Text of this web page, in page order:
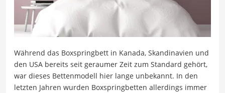
Während das Boxspringbett in Kanada, Skandinavien und
den USA bereits seit geraumer Zeit zum Standard gehört,
war dieses Bettenmodell hier lange unbekannt. In den
letzten Jahren wurden Boxspringbetten allerdings immer